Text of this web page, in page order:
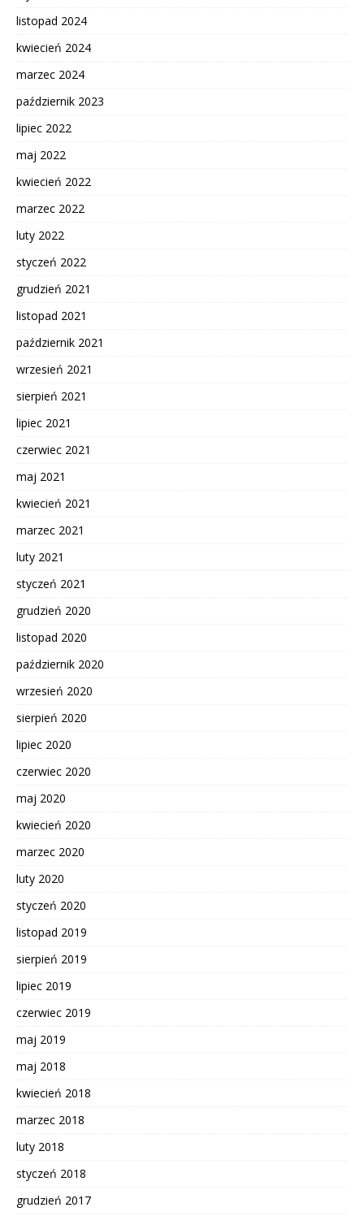
listopad 2024
kwiecień 2024
marzec 2024
październik 2023
lipiec 2022
maj 2022
kwiecień 2022
marzec 2022
luty 2022
styczeń 2022
grudzień 2021
listopad 2021
październik 2021
wrzesień 2021
sierpień 2021
lipiec 2021
czerwiec 2021
maj 2021
kwiecień 2021
marzec 2021
luty 2021
styczeń 2021
grudzień 2020
listopad 2020
październik 2020
wrzesień 2020
sierpień 2020
lipiec 2020
czerwiec 2020
maj 2020
kwiecień 2020
marzec 2020
luty 2020
styczeń 2020
listopad 2019
sierpień 2019
lipiec 2019
czerwiec 2019
maj 2019
maj 2018
kwiecień 2018
marzec 2018
luty 2018
styczeń 2018
grudzień 2017